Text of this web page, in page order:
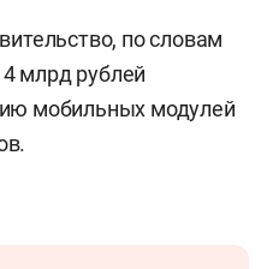
по словам
млрд рублей
мобильных модулей